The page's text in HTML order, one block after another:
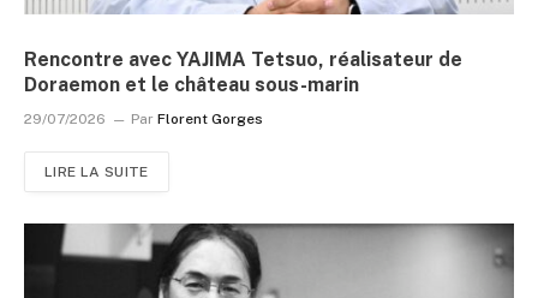
Rencontre avec YAJIMA Tetsuo, réalisateur de
Doraemon et le château sous-marin
29/07/2026 Par Florent Gorges
LIRE LA SUITE